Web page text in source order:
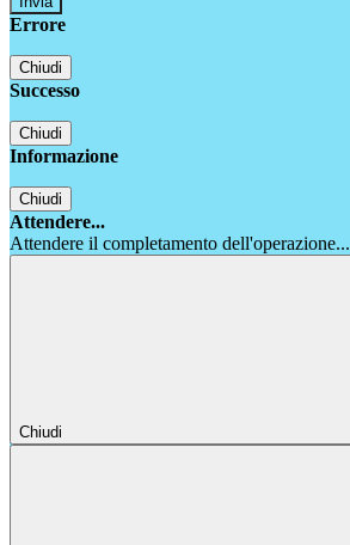
Errore
Chiudi
Successo
Chiudi
Informazione
Chiudi
Attendere...
Attendere il completamento dell'operazione...
Chiudi